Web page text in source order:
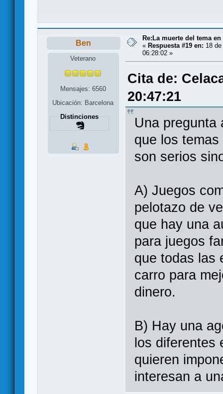
Ben
Veterano
Mensajes: 6560
Ubicación: Barcelona
Distinciones
Re:La muerte del tema
« Respuesta #19 en: 18
06:28:02 »
Cita de:
20:47:21
Una pregunta
que los
son serios
A) Juegos
pelotazo de
que hay una
para juegos
que todas las
carro para
dinero.
B) Hay una
los diferentes
quieren
interesan a